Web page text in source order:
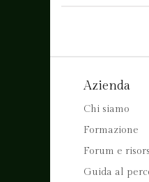
Azienda
Chi siamo
Formazione
Forum e
Guida al